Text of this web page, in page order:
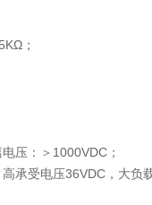
；
压：＞1000VDC；
受电压36VDC，大负载